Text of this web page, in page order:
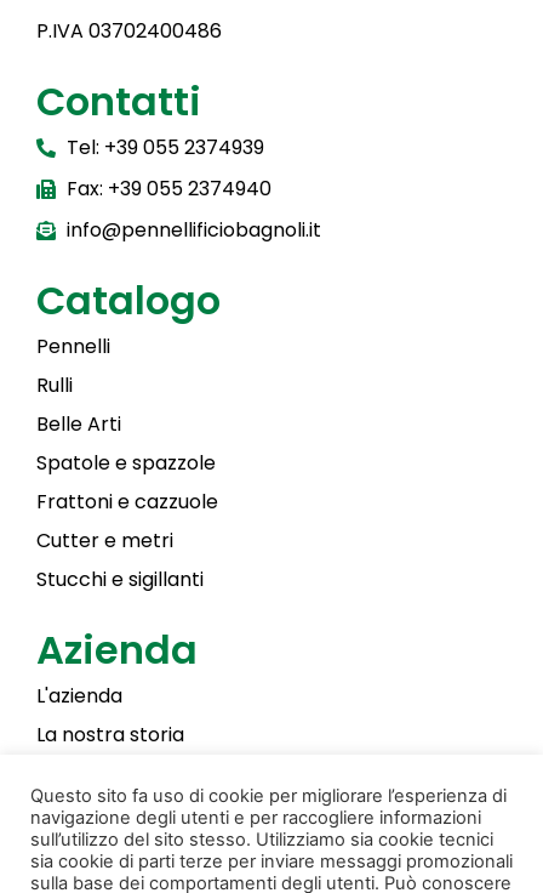
P.IVA 03702400486
Contatti
Tel: +39 055 2374939
Fax: +39 055 2374940
info@pennellificiobagnoli.it
Catalogo
Pennelli
Rulli
Belle Arti
Spatole e spazzole
Frattoni e cazzuole
Cutter e metri
Stucchi e sigillanti
Azienda
L'azienda
La nostra storia
Privacy & Cookie PolicyCreato da Donati Films
Questo sito fa uso di cookie per migliorare l’esperienza di
navigazione degli utenti e per raccogliere informazioni
sull’utilizzo del sito stesso. Utilizziamo sia cookie tecnici
sia cookie di parti terze per inviare messaggi promozionali
sulla base dei comportamenti degli utenti. Può conoscere